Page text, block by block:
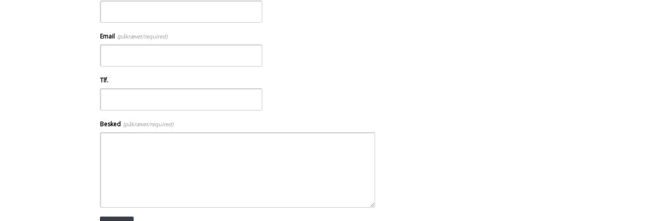
Email (påkrævet/required)
Tlf.
Besked (påkrævet/required)